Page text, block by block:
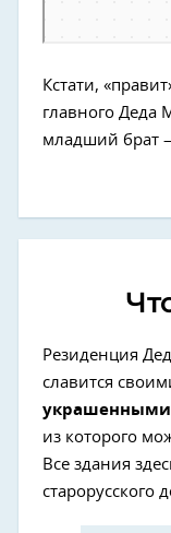
Кстати,
главного Деда
младший брат
Резиденция
славится
из которого
Все здания
старорусского